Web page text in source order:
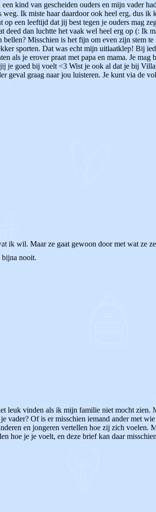
kind van gescheiden ouders en mijn vader
Ik miste haar daardoor ook heel erg, dus
een leeftijd dat jij best tegen je ouders mag
dan luchtte het vaak wel heel erg op (: Ik
Misschien is het fijn om even zijn stem
sporten. Dat was echt mijn uitlaatklep! Bij
je erover praat met papa en mama. Je mag
je goed bij voelt <3 Wist je ook al dat je bij
graag naar jou luisteren. Je kunt via de
ik wil. Maar ze gaat gewoon door met wat ze
bijna nooit.
leuk vinden als ik mijn familie niet mocht zien.
vader? Of is er misschien iemand ander met
en jongeren vertellen hoe zij zich voelen.
hoe je je voelt, en deze brief kan daar